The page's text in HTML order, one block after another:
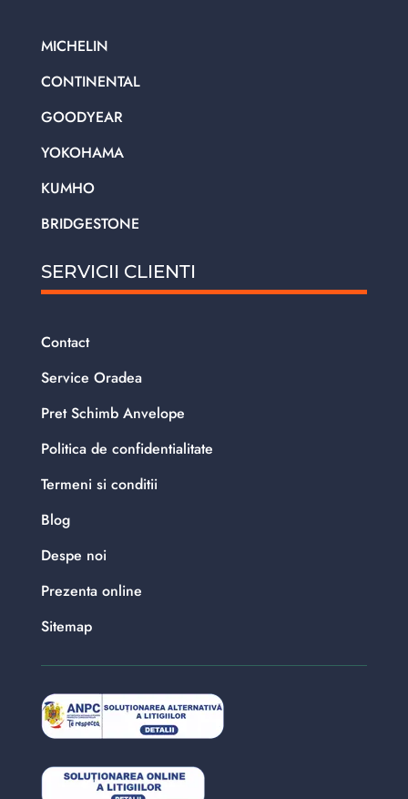
MICHELIN
CONTINENTAL
GOODYEAR
YOKOHAMA
KUMHO
BRIDGESTONE
SERVICII CLIENTI
Contact
Service Oradea
Pret Schimb Anvelope
Politica de confidentialitate
Termeni si conditii
Blog
Despe noi
Prezenta online
Sitemap